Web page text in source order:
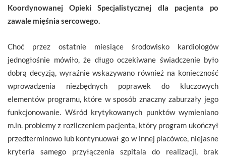
Koordynowanej Opieki Specjalistycznej dla pacjenta po
zawale mięśnia sercowego.
Choć przez ostatnie miesiące środowisko kardiologów
jednogłośnie mówiło, że długo oczekiwane świadczenie było
dobrą decyzją, wyraźnie wskazywano również na konieczność
wprowadzenia niezbędnych poprawek do kluczowych
elementów programu, które w sposób znaczny zaburzały jego
funkcjonowanie. Wśród krytykowanych punktów wymieniano
m.in. problemy z rozliczeniem pacjenta, który program ukończył
przedterminowo lub kontynuował go w innej placówce, niejasne
kryteria samego przyłączenia szpitala do realizacji, brak